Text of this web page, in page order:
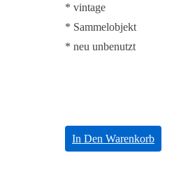
* vintage
* Sammelobjekt
* neu unbenutzt
In Den Warenkorb